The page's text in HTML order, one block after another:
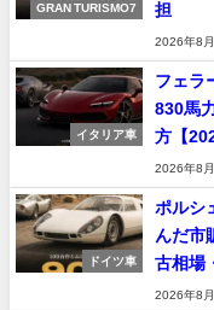
GRAN TURISMO7
担
2026年8
イタリア車
フェラ
830馬
方【
2026年8
ドイツ車
ポルシ
んだ市
古相場
2026年8